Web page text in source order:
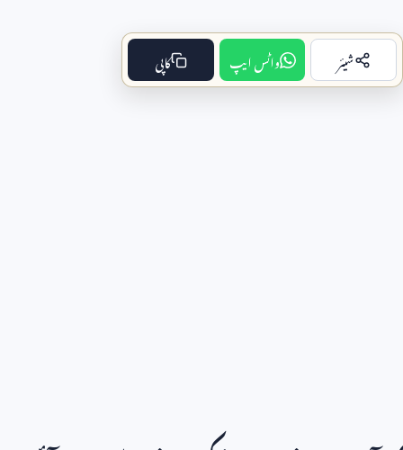
شیئر واٹس ایپ کاپی